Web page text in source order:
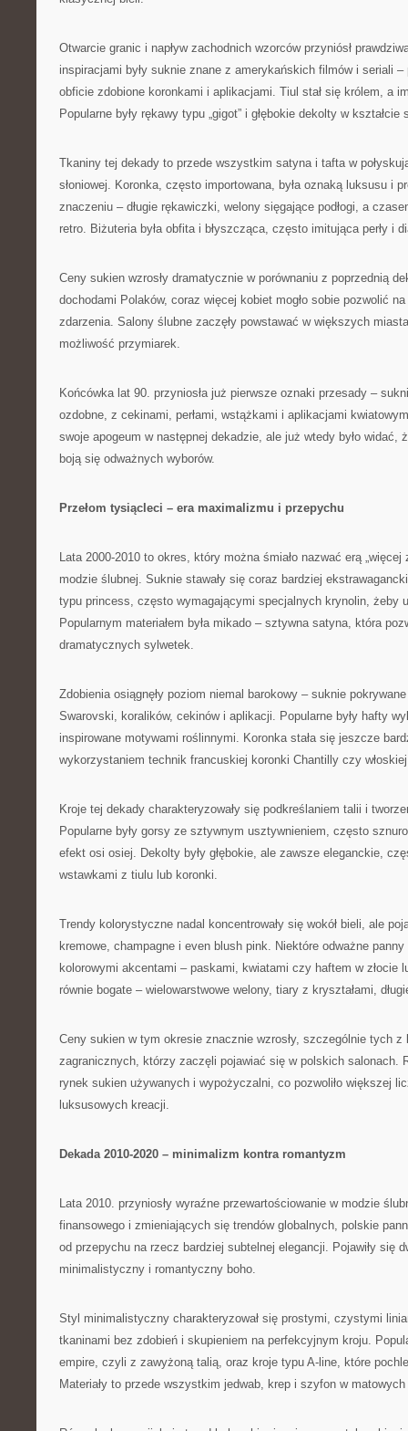
Otwarcie granic i napływ zachodnich wzorców przyniósł
inspiracjami były suknie znane z amerykańskich filmów i seriali –
obficie zdobione koronkami i aplikacjami. Tiul stał się królem, a
Popularne były rękawy typu „gigot” i głębokie dekolty w kształcie
Tkaniny tej dekady to przede wszystkim satyna i tafta w
słoniowej. Koronka, często importowana, była oznaką luksusu i
znaczeniu – długie rękawiczki, welony sięgające podłogi, a
retro. Biżuteria była obfita i błyszcząca, często imitująca perły i
Ceny sukien wzrosły dramatycznie w porównaniu z poprzednią
dochodami Polaków, coraz więcej kobiet mogło sobie pozwolić
zdarzenia. Salony ślubne zaczęły powstawać w większych
możliwość przymiarek.
Końcówka lat 90. przyniosła już pierwsze oznaki przesady –
ozdobne, z cekinami, perłami, wstążkami i aplikacjami
swoje apogeum w następnej dekadzie, ale już wtedy było widać,
boją się odważnych wyborów.
Przełom tysiącleci – era maximalizmu i przepychu
Lata 2000-2010 to okres, który można śmiało nazwać erą
modzie ślubnej. Suknie stawały się coraz bardziej
typu princess, często wymagającymi specjalnych krynolin, żeby
Popularnym materiałem była mikado – sztywna satyna, która
dramatycznych sylwetek.
Zdobienia osiągnęły poziom niemal barokowy – suknie
Swarovski, koralików, cekinów i aplikacji. Popularne były hafty
inspirowane motywami roślinnymi. Koronka stała się jeszcze
wykorzystaniem technik francuskiej koronki Chantilly czy
Kroje tej dekady charakteryzowały się podkreślaniem talii i
Popularne były gorsy ze sztywnym usztywnieniem, często
efekt osi osiej. Dekolty były głębokie, ale zawsze eleganckie,
wstawkami z tiulu lub koronki.
Trendy kolorystyczne nadal koncentrowały się wokół bieli, ale
kremowe, champagne i even blush pink. Niektóre odważne panny
kolorowymi akcentami – paskami, kwiatami czy haftem w złocie
równie bogate – wielowarstwowe welony, tiary z kryształami,
Ceny sukien w tym okresie znacznie wzrosły, szczególnie tych z
zagranicznych, którzy zaczęli pojawiać się w polskich salonach.
rynek sukien używanych i wypożyczalni, co pozwoliło większej
luksusowych kreacji.
Dekada 2010-2020 – minimalizm kontra romantyzm
Lata 2010. przyniosły wyraźne przewartościowanie w modzie
finansowego i zmieniających się trendów globalnych, polskie
od przepychu na rzecz bardziej subtelnej elegancji. Pojawiły się
minimalistyczny i romantyczny boho.
Styl minimalistyczny charakteryzował się prostymi, czystymi
tkaninami bez zdobień i skupieniem na perfekcyjnym kroju.
empire, czyli z zawyżoną talią, oraz kroje typu A-line, które
Materiały to przede wszystkim jedwab, krep i szyfon w